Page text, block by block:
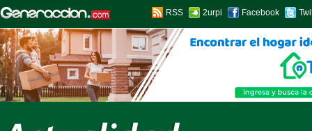
RSS 2urpi Facebook